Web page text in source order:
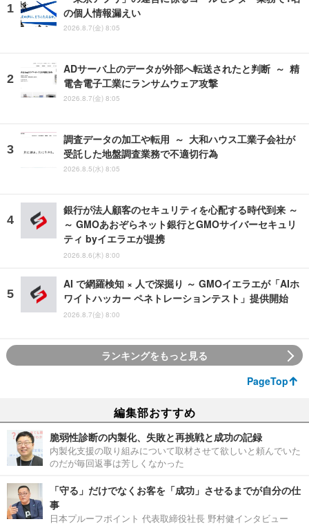
の個人情報漏えい
2026.8.7(金) 8:05
ADサーバ上のデータが外部へ転送されたと判断 ～ 精
電舎電子工業にランサムウェア攻撃
2026.8.7(金) 8:05
調査データの加工や転用 ～ 大和ハウス工業子会社が
受託した地盤調査業務で不適切行為
2026.8.5(水) 8:05
銀行が法人顧客のセキュリティを心配する時代到来 ～
～ GMOあおぞらネット銀行とGMOサイバーセキュリ
ティ byイエラエが提携
2026.8.6(木) 8:00
AI で網羅検知 × 人で深掘り ～ GMOイエラエが「AIホ
ワイトハッカー ペネトレーションテスト」提供開始
2026.8.7(金) 8:00
ランキングをもっと見る
PageTop
編集部おすすめ
脆弱性診断の内製化、失敗と再挑戦と成功の記録
内製化支援の取り組みについて取材させて欲しいと頼んでいた
のだが毎回返事は芳しくなかった
「守る」だけでなくお客を「成功」させるまでが自分の仕
事
日本プルーフポイント 代表取締役社長 野村健インタビュー